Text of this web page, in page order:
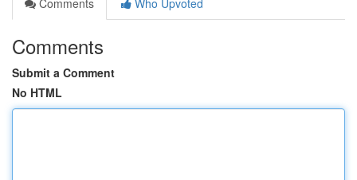
Comments
Who Upvoted
Comments
Submit a Comment
No HTML